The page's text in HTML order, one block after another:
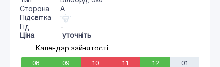
Сторона
A
Підсвітка
Гід
-
Ціна
уточніть
Календар зайнятості
08 09 10 11 12 01